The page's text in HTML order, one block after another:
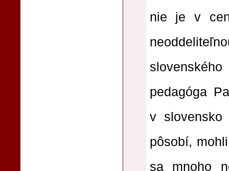
nie je v
pedagóga
v slovensko
pôsobí,
sa mnoho